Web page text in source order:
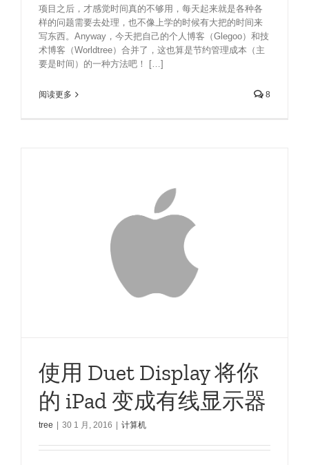
项目之后，才感觉时间真的不够用，每天起来就是各种各
样的问题需要去处理，也不像上学的时候有大把的时间来
写东西。Anyway，今天把自己的个人博客（Glegoo）和技
术博客（Worldtree）合并了，这也算是节约管理成本（主
要是时间）的一种方法吧！ […]
阅读更多 8
使用 Duet Display 将你
的 iPad 变成有线显示器
tree 30 1 月, 2016 计算机